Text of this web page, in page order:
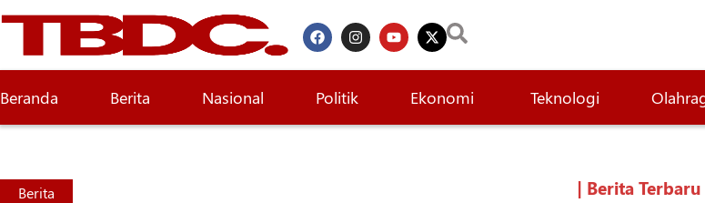
Beranda Berita Nasional Politik Ekonomi Teknologi
Berita | Berita Terbaru